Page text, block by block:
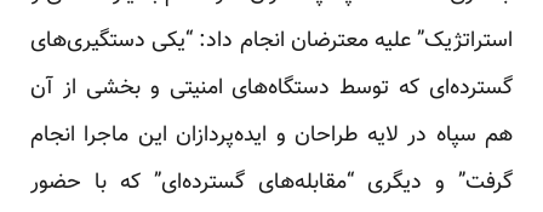
استراتژیک” علیه معترضان انجام داد: “یکی دستگیری‌های
گسترده‌ای که توسط دستگاه‌های امنیتی و بخشی از آن
هم سپاه در لایه طراحان و ایده‌پردازان این ماجرا انجام
گرفت” و دیگری “مقابله‌های گسترده‌ای” که با حضور